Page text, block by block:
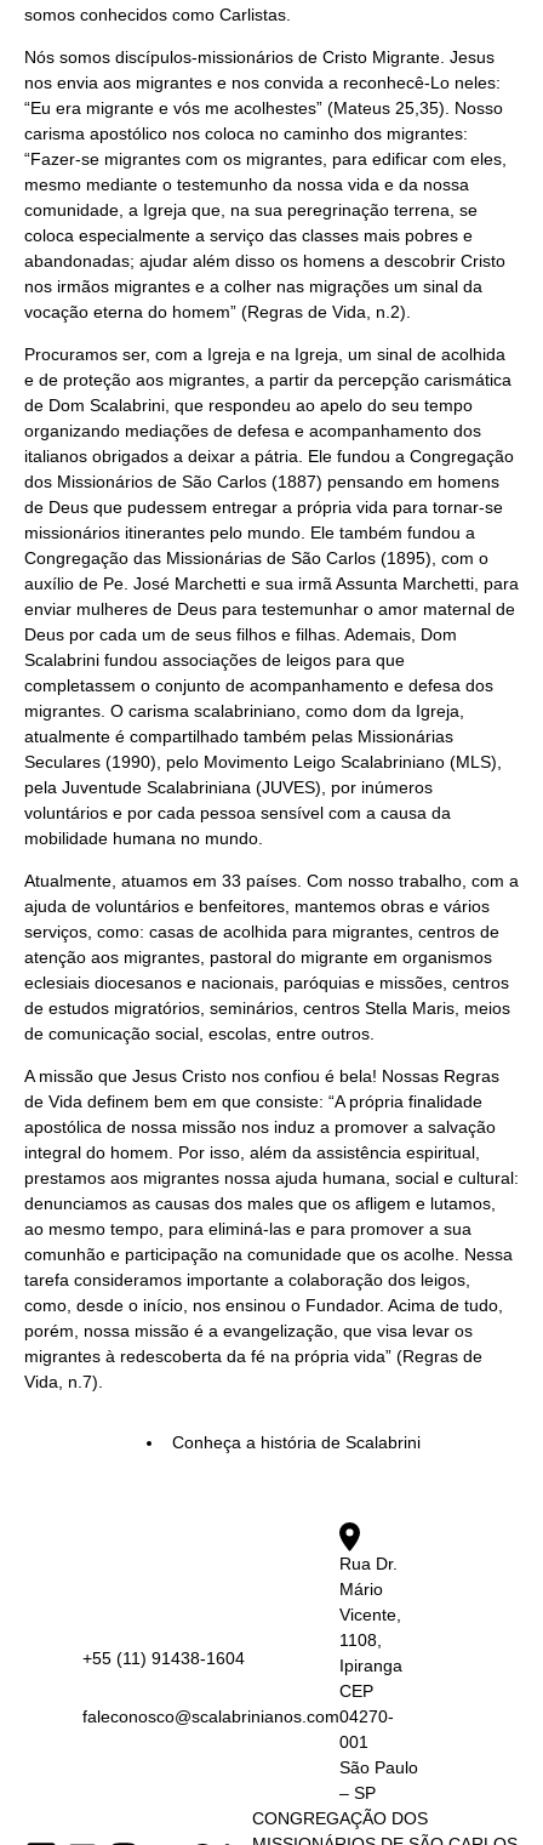
somos conhecidos como Carlistas.
Nós somos discípulos-missionários de Cristo Migrante. Jesus
nos envia aos migrantes e nos convida a reconhecê-Lo neles:
“Eu era migrante e vós me acolhestes” (Mateus 25,35). Nosso
carisma apostólico nos coloca no caminho dos migrantes:
“Fazer-se migrantes com os migrantes, para edificar com eles,
mesmo mediante o testemunho da nossa vida e da nossa
comunidade, a Igreja que, na sua peregrinação terrena, se
coloca especialmente a serviço das classes mais pobres e
abandonadas; ajudar além disso os homens a descobrir Cristo
nos irmãos migrantes e a colher nas migrações um sinal da
vocação eterna do homem” (Regras de Vida, n.2).
Procuramos ser, com a Igreja e na Igreja, um sinal de acolhida
e de proteção aos migrantes, a partir da percepção carismática
de Dom Scalabrini, que respondeu ao apelo do seu tempo
organizando mediações de defesa e acompanhamento dos
italianos obrigados a deixar a pátria. Ele fundou a Congregação
dos Missionários de São Carlos (1887) pensando em homens
de Deus que pudessem entregar a própria vida para tornar-se
missionários itinerantes pelo mundo. Ele também fundou a
Congregação das Missionárias de São Carlos (1895), com o
auxílio de Pe. José Marchetti e sua irmã Assunta Marchetti, para
enviar mulheres de Deus para testemunhar o amor maternal de
Deus por cada um de seus filhos e filhas. Ademais, Dom
Scalabrini fundou associações de leigos para que
completassem o conjunto de acompanhamento e defesa dos
migrantes. O carisma scalabriniano, como dom da Igreja,
atualmente é compartilhado também pelas Missionárias
Seculares (1990), pelo Movimento Leigo Scalabriniano (MLS),
pela Juventude Scalabriniana (JUVES), por inúmeros
voluntários e por cada pessoa sensível com a causa da
mobilidade humana no mundo.
Atualmente, atuamos em 33 países. Com nosso trabalho, com a
ajuda de voluntários e benfeitores, mantemos obras e vários
serviços, como: casas de acolhida para migrantes, centros de
atenção aos migrantes, pastoral do migrante em organismos
eclesiais diocesanos e nacionais, paróquias e missões, centros
de estudos migratórios, seminários, centros Stella Maris, meios
de comunicação social, escolas, entre outros.
A missão que Jesus Cristo nos confiou é bela! Nossas Regras
de Vida definem bem em que consiste: “A própria finalidade
apostólica de nossa missão nos induz a promover a salvação
integral do homem. Por isso, além da assistência espiritual,
prestamos aos migrantes nossa ajuda humana, social e cultural:
denunciamos as causas dos males que os afligem e lutamos,
ao mesmo tempo, para eliminá-las e para promover a sua
comunhão e participação na comunidade que os acolhe. Nessa
tarefa consideramos importante a colaboração dos leigos,
como, desde o início, nos ensinou o Fundador. Acima de tudo,
porém, nossa missão é a evangelização, que visa levar os
migrantes à redescoberta da fé na própria vida” (Regras de
Vida, n.7).
Conheça a história de Scalabrini
+55 (11) 91438-1604
faleconosco@scalabrinianos.com
Rua Dr.
Mário
Vicente,
1108,
Ipiranga
CEP
04270-
001
São Paulo
– SP
CONGREGAÇÃO DOS